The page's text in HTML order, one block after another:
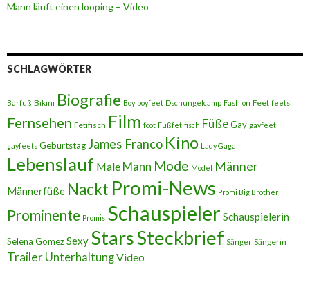
Mann läuft einen looping – Video
SCHLAGWÖRTER
Barfuß Bikini Biografie Boy boyfeet Dschungelcamp Fashion Feet feets
Fernsehen Fetifisch Film foot Fußfetifisch FüßeGay gayfeet
gayfeets Geburtstag James Franco Kino Lady Gaga
Lebenslauf Male Mann Mode Model Männer
Männerfüße Nackt Promi-News Promi Big Brother
Prominente Promis Schauspieler Schauspielerin
Selena GomezSexy StarsSteckbrief Sänger Sängerin
Trailer UnterhaltungVideo